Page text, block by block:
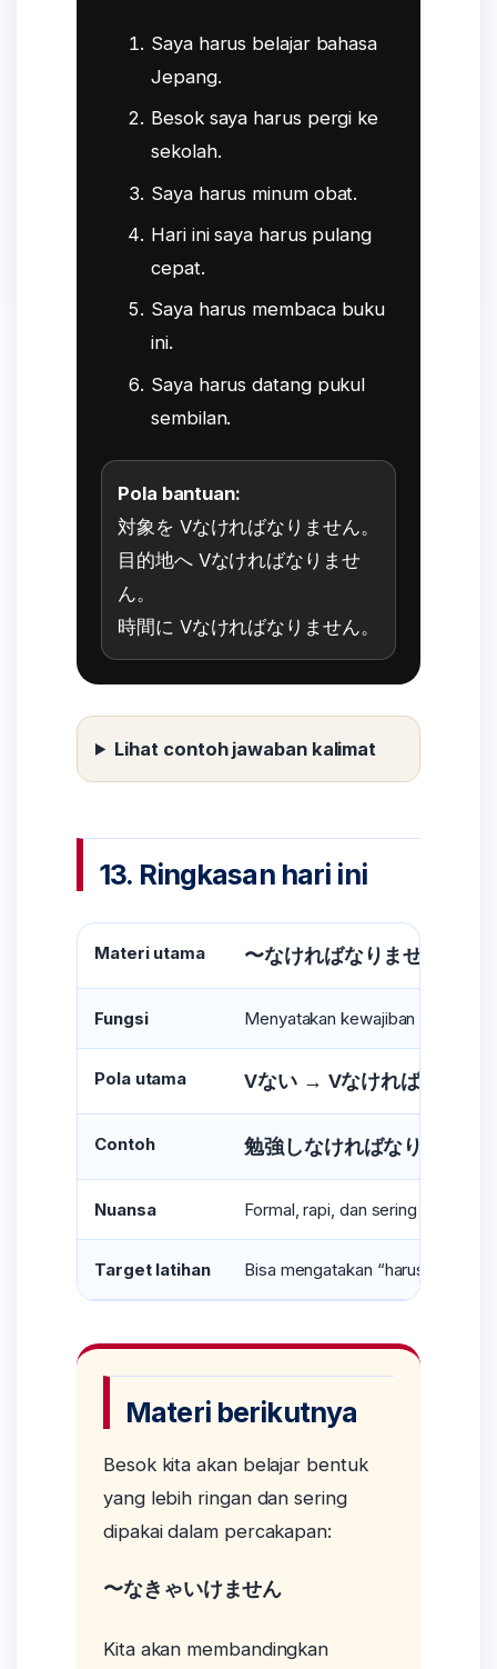
Saya harus belajar bahasa
Jepang.
Besok saya harus pergi ke
sekolah.
Saya harus minum obat.
Hari ini saya harus pulang
cepat.
Saya harus membaca buku
ini.
Saya harus datang pukul
sembilan.
Pola bantuan:
対象を Vなければなりません。
目的地へ Vなければなりませ
ん。
時間に Vなければなりません。
Lihat contoh jawaban kalimat
13. Ringkasan hari ini
Materi utama 〜なければなりません
Fungsi Menyatakan kewajiban atau
Pola utama Vない → Vなければなりま
Contoh 勉強しなければなりません
Nuansa Formal, rapi, dan sering dipakai
Target latihan Bisa mengatakan “harus
Materi berikutnya
Besok kita akan belajar bentuk
yang lebih ringan dan sering
dipakai dalam percakapan:
〜なきゃいけません
Kita akan membandingkan